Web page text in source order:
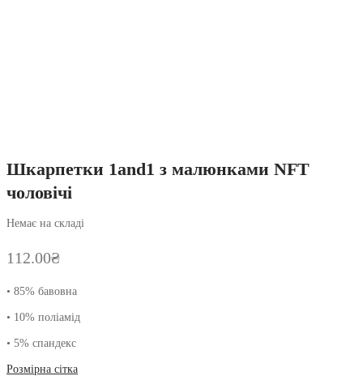
Шкарпетки 1and1 з малюнками NFT
чоловічі
Немає на складі
112.00₴
• 85% бавовна
• 10% поліамід
• 5% спандекс
Розмірна сітка